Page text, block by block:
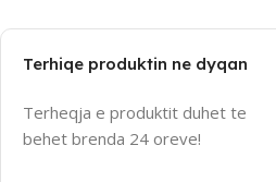
Terhiqe produktin ne dyqan
Terheqja e produktit duhet te
behet brenda 24 oreve!